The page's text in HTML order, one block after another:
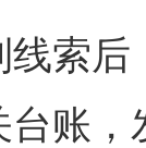
后
账